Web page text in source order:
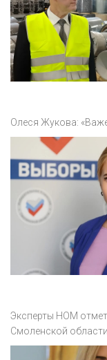
Олеся Жукова:
Эксперты НОМ
Смоленской области